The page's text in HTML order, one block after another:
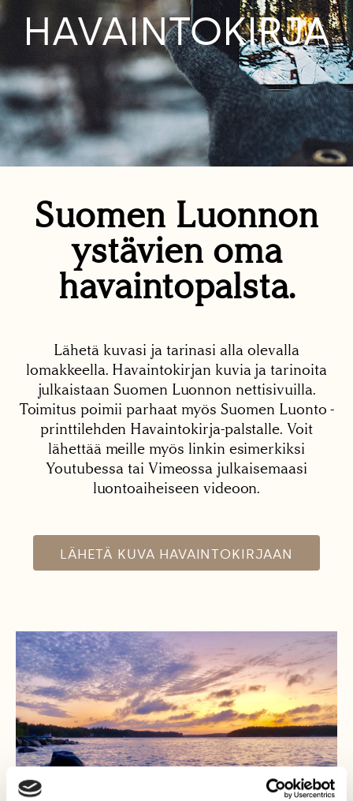
HAVAINTOKIRJA
Suomen Luonnon
ystävien oma
havaintopalsta.
Lähetä kuvasi ja tarinasi alla olevalla
lomakkeella. Havaintokirjan kuvia ja tarinoita
julkaistaan Suomen Luonnon nettisivuilla.
Toimitus poimii parhaat myös Suomen Luonto -
printtilehden Havaintokirja-palstalle. Voit
lähettää meille myös linkin esimerkiksi
Youtubessa tai Vimeossa julkaisemaasi
luontoaiheiseen videoon.
LÄHETÄ KUVA HAVAINTOKIRJAAN